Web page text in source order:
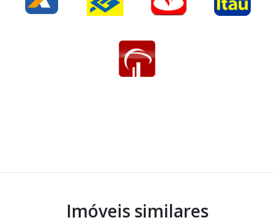
Imóveis similares